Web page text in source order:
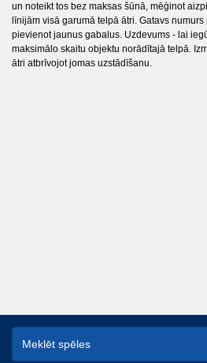
un noteikt tos bez maksas šūnā, mēģinot
līnijām visā garumā telpā ātri. Gatavs
pievienot jaunus gabalus. Uzdevums - lai
maksimālo skaitu objektu norādītajā telpā.
ātri atbrīvojot jomas uzstādīšanu.